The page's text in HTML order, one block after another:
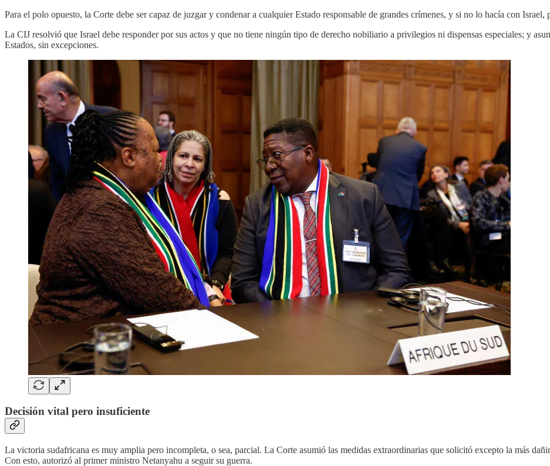
Para el polo opuesto, la Corte debe ser capaz de juzgar y condenar a cualquier Estado responsable de grandes crímenes, y si no lo hacía con
La CIJ resolvió que Israel debe responder por sus actos y que no tiene ningún tipo de derecho nobiliario a privilegios ni dispensas especiales; y
Estados, sin excepciones.
Decisión vital pero insuficiente
La victoria sudafricana es muy amplia pero incompleta, o sea, parcial. La Corte asumió las medidas extraordinarias que solicitó excepto la más
Con esto, autorizó al primer ministro Netanyahu a seguir su guerra.